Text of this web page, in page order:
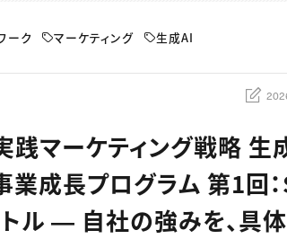
ーク マーケティング 生成AI
践マーケティング戦略
業成長プログラム 第1回
ル ― 自社の強みを、具